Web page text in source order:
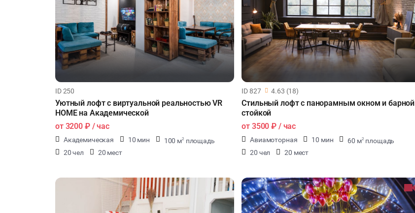
ID 250
Уютный лофт с виртуальной реальностью VR
HOME на Академической
от 3200 ₽/ час
Академическая 10 мин 100 м2 площадь
20 чел
20 мест
ID 827 4.63 (18)
Стильный лофт с панорамным окном и барной
стойкой
от 3500 ₽ / час
Авиамоторная 10 мин 60 м2 площадь
20 чел
20 мест